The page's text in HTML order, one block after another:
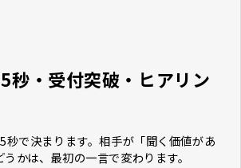
秒・受付突破・ヒアリン
秒で決まります。相手が「聞く価値があ
かは、最初の一言で変わります。